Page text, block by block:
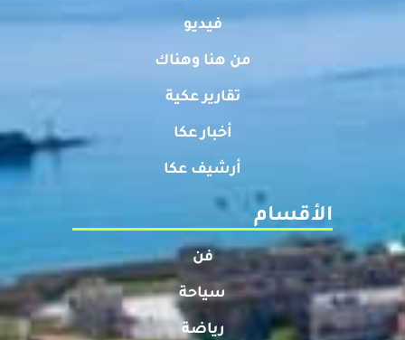
فيديو
من هنا وهناك
تقارير عكية
أخبار عكا
أرشيف عكا
الأقسام
فن
سياحة
رياضة